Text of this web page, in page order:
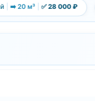
➡️ 20 м³ | ✅ 28 000 ₽